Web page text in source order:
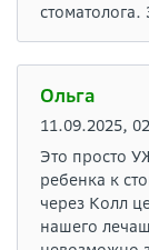
стоматолога.
Ольга
11.09.2025,
Это просто
ребенка к
через Колл
нашего